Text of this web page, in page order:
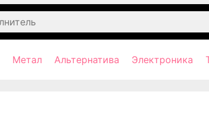
Метал Альтернатива Электроника